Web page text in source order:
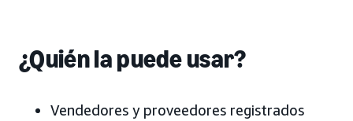
¿Quién la puede usar?
Vendedores y proveedores registrados